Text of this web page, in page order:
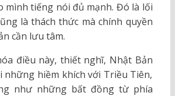
mình tiếng nói đủ mạnh. Đó là lối
là thách thức mà chính quyền
cần lưu tâm.
điều này, thiết nghĩ, Nhật Bản
những hiềm khích với Triều Tiên,
như những bất đồng từ phía